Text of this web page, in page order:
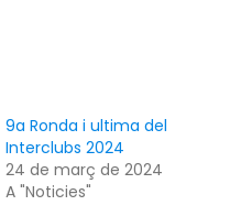
9a Ronda i ultima del
Interclubs 2024
24 de març de 2024
A "Noticies"